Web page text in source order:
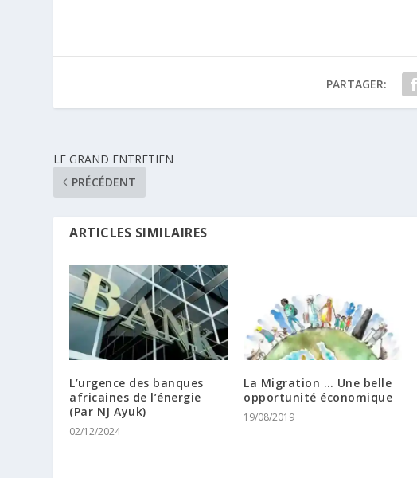
PARTAGER:
LE GRAND ENTRETIEN
PRÉCÉDENT
ARTICLES SIMILAIRES
L’urgence des banques
africaines de l’énergie
(Par NJ Ayuk)
02/12/2024
La Migration … Une belle
opportunité économique
19/08/2019